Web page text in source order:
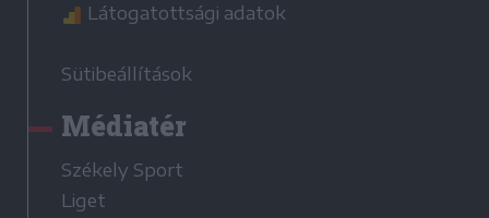
Látogatottsági adatok
Sütibeállítások
Médiatér
Székely Sport
Liget